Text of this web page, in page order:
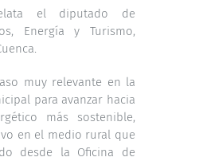
el diputado de
Energía y Turismo,
muy relevante en la
para avanzar hacia
más sostenible,
en el medio rural que
desde la Oficina de